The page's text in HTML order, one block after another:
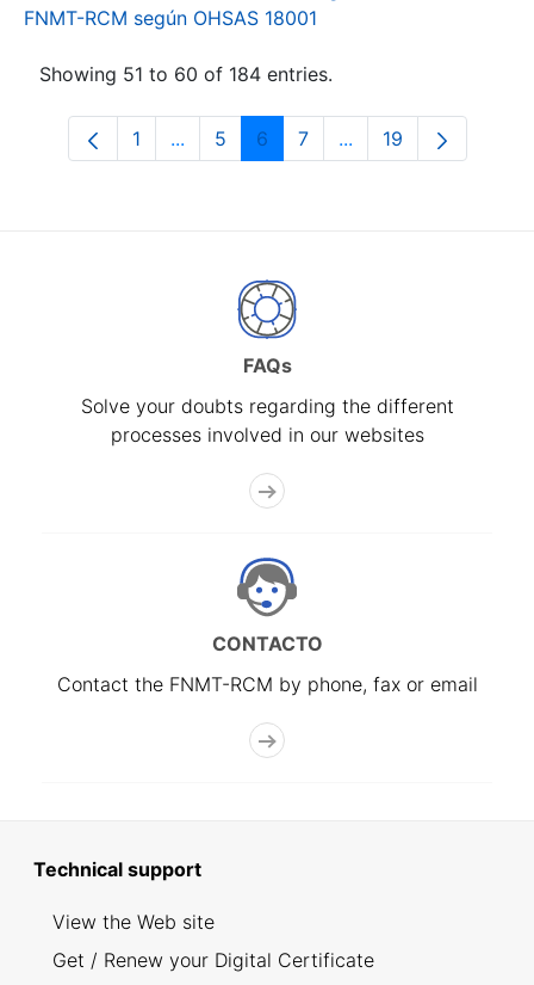
FNMT-RCM según OHSAS 18001
Showing 51 to 60 of 184 entries.
Page
1 ...Intermediate Pages Use TAB to
Page
5 Page
6 Page
7 ...Intermediate Pages
Page
19
FAQs
Solve your doubts regarding the different
processes involved in our websites
CONTACTO
Contact the FNMT-RCM by phone, fax or email
Technical support
View the Web site
Get / Renew your Digital Certificate